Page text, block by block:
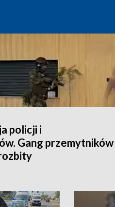
policji i
Gang przemytników